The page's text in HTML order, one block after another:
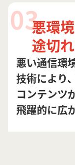
03悪環
途切
悪い通信環
技術により
コンテンツ
飛躍的に広